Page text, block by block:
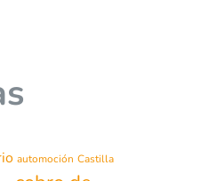
automoción Castilla